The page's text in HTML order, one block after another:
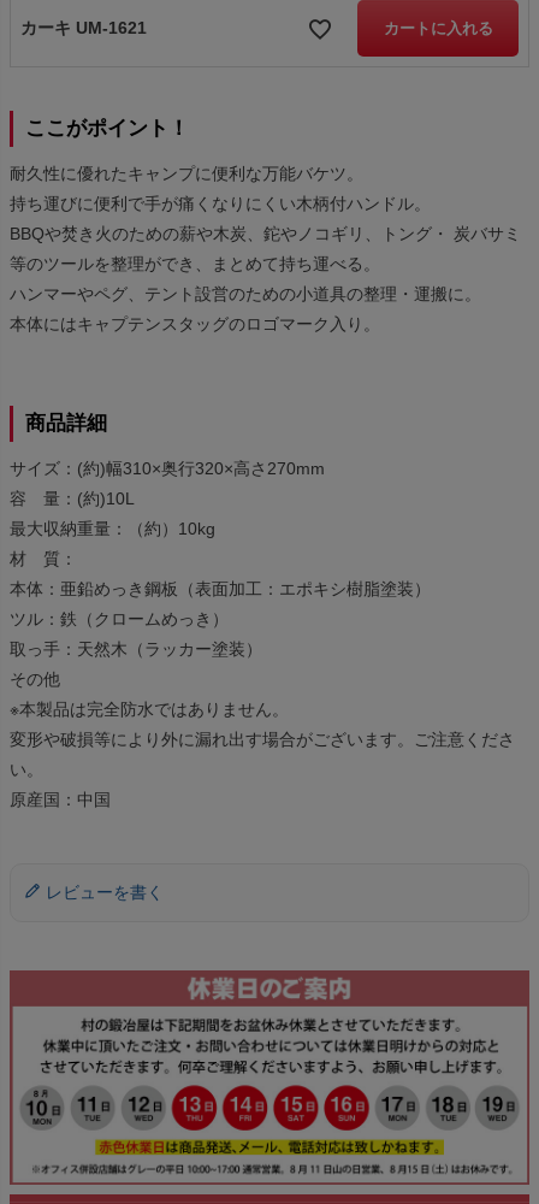
カーキ UM-1621 カートに入れる
ここがポイント！
耐久性に優れたキャンプに便利な万能バケツ。
持ち運びに便利で手が痛くなりにくい木柄付ハンドル。
BBQや焚き火のための薪や木炭、鉈やノコギリ、トング・ 炭バサミ
等のツールを整理ができ、まとめて持ち運べる。
ハンマーやペグ、テント設営のための小道具の整理・運搬に。
本体にはキャプテンスタッグのロゴマーク入り。
商品詳細
サイズ：(約)幅310×奥行320×高さ270mm
容 量：(約)10L
最大収納重量：（約）10kg
材 質：
本体：亜鉛めっき鋼板（表面加工：エポキシ樹脂塗装）
ツル：鉄（クロームめっき）
取っ手：天然木（ラッカー塗装）
その他
※本製品は完全防水ではありません。
変形や破損等により外に漏れ出す場合がございます。ご注意くださ
い。
原産国：中国
レビューを書く